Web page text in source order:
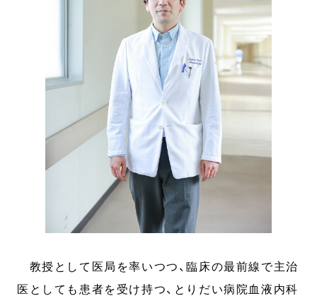
教授として医局を率いつつ、臨床の最前線で主治
医としても患者を受け持つ、とりだい病院血液内科